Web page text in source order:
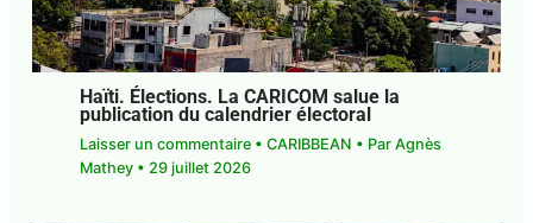
Haïti. Élections. La CARICOM salue la
publication du calendrier électoral
Laisser un commentaire • CARIBBEAN • Par Agnès
Mathey • 29 juillet 2026